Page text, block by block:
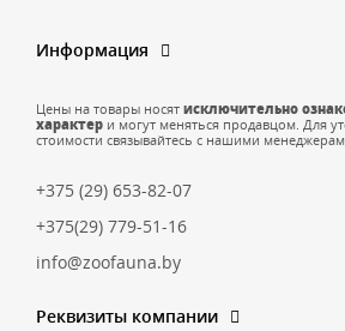
Информация
Цены на товары носят исключительно
характер и могут меняться продавцом. Для
стоимости связывайтесь с нашими
+375 (29) 653-82-07
+375(29) 779-51-16
info@zoofauna.by
Реквизиты компании